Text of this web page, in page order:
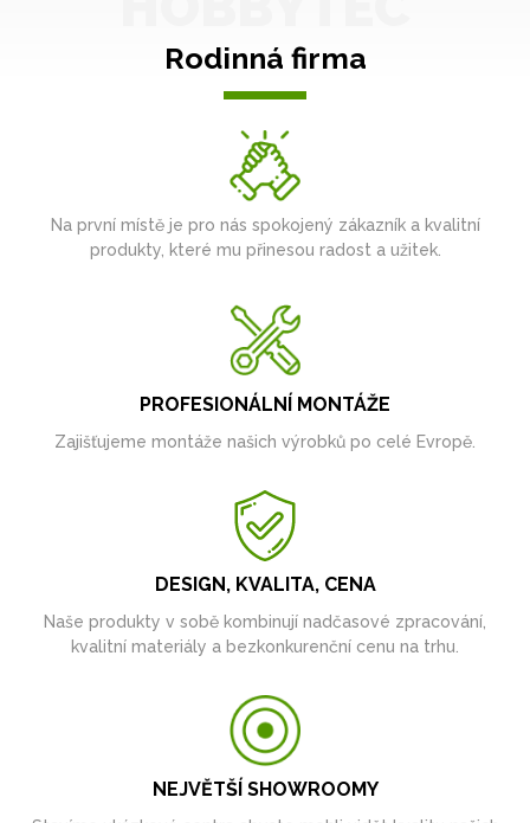
Rodinná firma
Na první místě je pro nás spokojený zákazník a kvalitní
produkty, které mu přinesou radost a užitek.
PROFESIONÁLNÍ MONTÁŽE
Zajišťujeme montáže našich výrobků po celé Evropě.
DESIGN, KVALITA, CENA
Naše produkty v sobě kombinují nadčasové zpracování,
kvalitní materiály a bezkonkurenční cenu na trhu.
NEJVĚTŠÍ SHOWROOMY